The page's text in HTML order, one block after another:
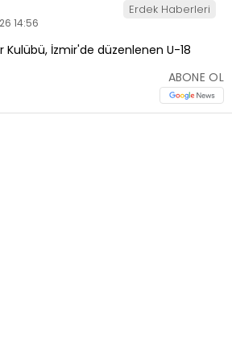
14:56
Erdek Haberleri
ABONE OL